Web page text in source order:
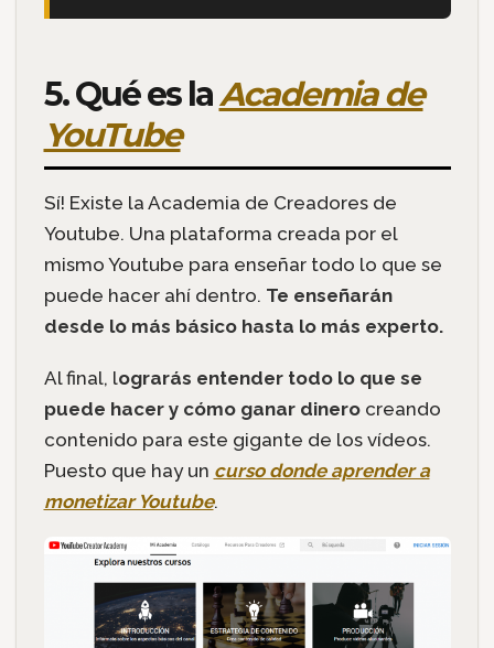
5. Qué es laAcademia de
YouTube
Sí! Existe la Academia de Creadores de
Youtube. Una plataforma creada por el
mismo Youtube para enseñar todo lo que se
puede hacer ahí dentro. Te enseñarán
desde lo más básico hasta lo más experto.
Al final, lograrás entender todo lo que se
puede hacer y cómo ganar dinerocreando
contenido para este gigante de los vídeos.
Puesto que hay un curso donde aprender a
monetizar Youtube.